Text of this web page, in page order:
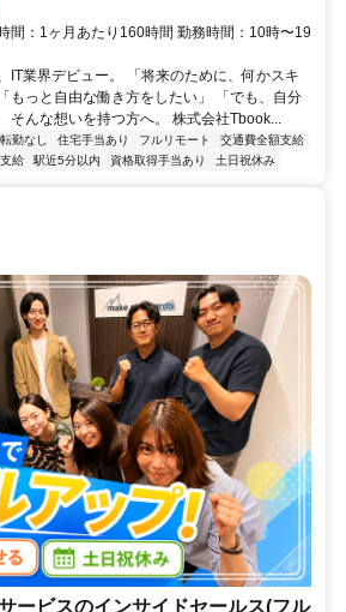
間：1ヶ月あたり160時間 勤務時間：10時〜19
IT業界デビュー。 「将来のために、何かスキ
もっと自由な働き方をしたい」 「でも、自分
そんな想いを持つ方へ。 株式会社Tbook...
転勤なし 住宅手当あり フルリモート
交通費全額支給
給 駅近5分以内 資格取得手当あり 土日祝休み
ービスのインサイドセールス(フル